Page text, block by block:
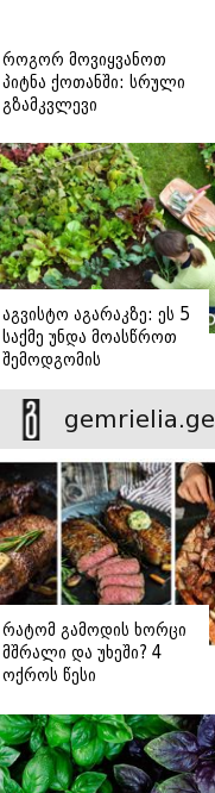
როგორ მოვიყვანოთ
პიტნა ქოთანში: სრული
გზამკვლევი
აგვისტო აგარაკზე: ეს 5
საქმე უნდა მოასწროთ
შემოდგომის
gemrielia.ge
რატომ გამოდის ხორცი
მშრალი და უხეში? 4
ოქროს წესი
სტეიკისა და
მწვადისთვის